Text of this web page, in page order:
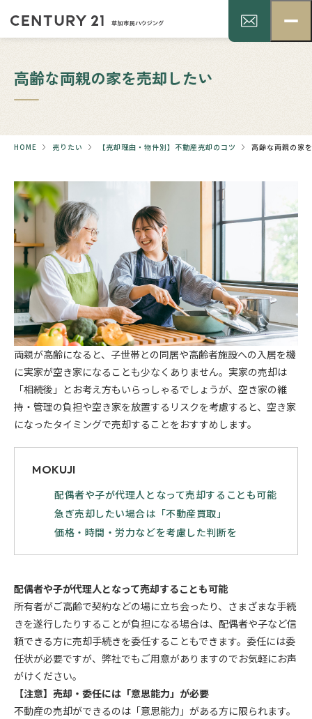
高齢な両親の家を売却したい
HOME 売りたい 【売却理由・物件別】不動産売却のコツ 高齢な両親の家
両親が高齢になると、子世帯との同居や高齢者施設への入居を機
に実家が空き家になることも少なくありません。実家の売却は
「相続後」とお考え方もいらっしゃるでしょうが、空き家の維
持・管理の負担や空き家を放置するリスクを考慮すると、空き家
になったタイミングで売却することをおすすめします。
MOKUJI
配偶者や子が代理人となって売却することも可能
急ぎ売却したい場合は「不動産買取」
価格・時間・労力などを考慮した判断を
配偶者や子が代理人となって売却することも可能
所有者がご高齢で契約などの場に立ち会ったり、さまざまな手続
きを遂行したりすることが負担になる場合は、配偶者や子など信
頼できる方に売却手続きを委任することもできます。委任には委
任状が必要ですが、弊社でもご用意がありますのでお気軽にお声
がけください。
【注意】売却・委任には「意思能力」が必要
不動産の売却ができるのは「意思能力」がある方に限られます。